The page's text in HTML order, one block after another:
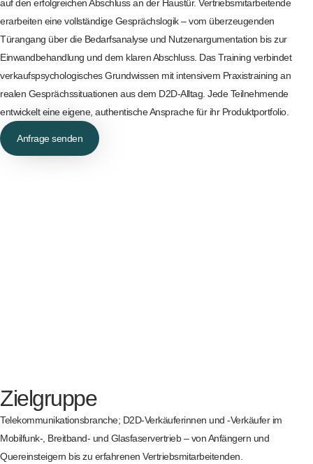
auf den erfolgreichen Abschluss an der Haustür. Vertriebsmitarbeitende
erarbeiten eine vollständige Gesprächslogik – vom überzeugenden
Türangang über die Bedarfsanalyse und Nutzenargumentation bis zur
Einwandbehandlung und dem klaren Abschluss. Das Training verbindet
verkaufspsychologisches Grundwissen mit intensivem Praxistraining an
realen Gesprächssituationen aus dem D2D-Alltag. Jede Teilnehmende
entwickelt eine eigene, authentische Ansprache für ihr Produktportfolio.
Anfrage senden
Zielgruppe
Telekommunikationsbranche; D2D-Verkäuferinnen und -Verkäufer im
Mobilfunk-, Breitband- und Glasfaservertrieb – von Anfängern und
Quereinsteigern bis zu erfahrenen Vertriebsmitarbeitenden.